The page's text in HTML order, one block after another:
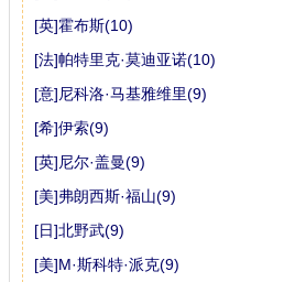
[英]霍布斯(10)
[法]帕特里克·莫迪亚诺(10)
[意]尼科洛·马基雅维里(9)
[希]伊索(9)
[英]尼尔·盖曼(9)
[美]弗朗西斯·福山(9)
[日]北野武(9)
[美]M·斯科特·派克(9)